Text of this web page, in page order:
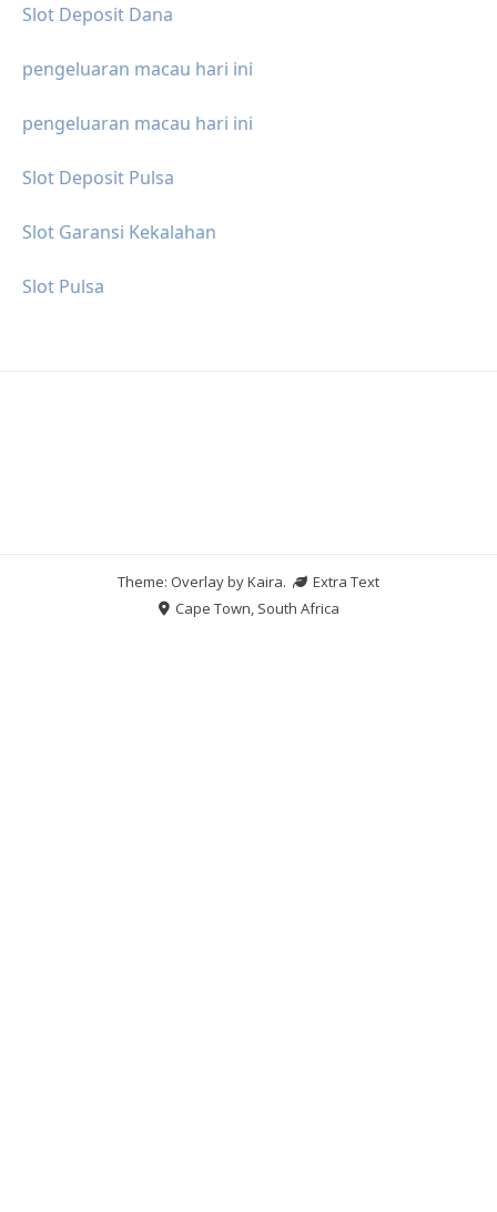
Slot Deposit Dana
pengeluaran macau hari ini
pengeluaran macau hari ini
Slot Deposit Pulsa
Slot Garansi Kekalahan
Slot Pulsa
Theme: Overlay byKaira.
Extra Text
Cape Town, South Africa